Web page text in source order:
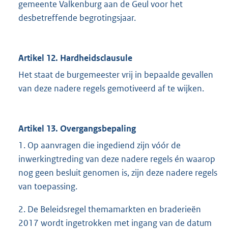
gemeente Valkenburg aan de Geul voor het
desbetreffende begrotingsjaar.
Artikel 12. Hardheidsclausule
Het staat de burgemeester vrij in bepaalde gevallen
van deze nadere regels gemotiveerd af te wijken.
Artikel 13. Overgangsbepaling
1. Op aanvragen die ingediend zijn vóór de
inwerkingtreding van deze nadere regels én waarop
nog geen besluit genomen is, zijn deze nadere regels
van toepassing.
2. De Beleidsregel themamarkten en braderieën
2017 wordt ingetrokken met ingang van de datum